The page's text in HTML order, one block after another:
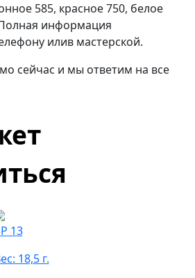
585, красное 750, белое
информация
илив мастерской.
сейчас и мы ответим на все
13
18,5 г.